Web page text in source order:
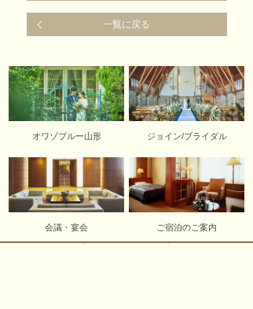
一覧に戻る
オワゾブルー山形 ジョイン/ブライダル
会議・宴会 ご宿泊のご案内